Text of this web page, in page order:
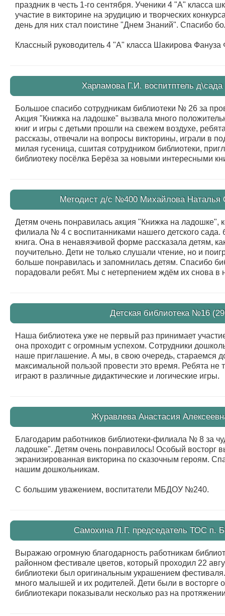
праздник в честь 1-го сентября. Ученики 4 "А" класса
участие в викторине на эрудицию и творческих
день для них стал поистине "Днем Знаний". Спасибо
Классный руководитель 4 "А" класса Шакирова Фануза
Харламова Г.И. воспитптель д\сада
Большое спасибо сотрудникам библиотеки № 26 за
Акция "Книжка на ладошке" вызвала много
книг и игры с детьми прошли на свежем воздухе,
рассказы, отвечали на вопросы викторины, играли в
милая гусеница, сшитая сотрудником библиотеки,
библиотеку посёлка Берёза за новыми интересными
Методист д/с №400 Михайлова Наталья
Детям очень понравилась акция "Книжка на ладошке",
филиала № 4 с воспитанниками нашего детского
книга. Она в ненавязчивой форме рассказала детям,
поучительно. Дети не только слушали чтение, но и
больше понравилась и запомнилась детям. Спасибо
порадовали ребят. Мы с нетерпением ждём их снова в
Детская библиотека №16
Наша библиотека уже не первый раз принимает
она проходит с огромным успехом. Сотрудники
наше приглашение. А мы, в свою очередь, стараемся
максимальной пользой провести это время. Ребята
играют в различные дидактические и логические игры.
Журавлева Анастасия
Благодарим работников библиотеки-филиала № 8 за
ладошке". Детям очень понравилось! Особый восторг
экранизированная викторина по сказочным героям.
нашим дошкольникам.
С большим уважением, воспитатели МБДОУ №240.
Самохина Л.Г. председатель ТОС п.
Выражаю огромную благодарность работникам
районном фестивале цветов, который проходил 22
библиотеки был оригинальным украшением
много малышей и их родителей. Дети были в восторге
библиотекари показывали несколько раз на